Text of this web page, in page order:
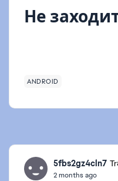
Не
ANDROID
5fbs2gz4cln7
2 months ago